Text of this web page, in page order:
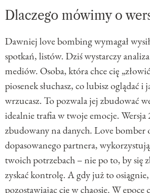
Dlaczego mówimy o
Dawniej love bombing wymagał
spotkań, listów. Dziś wystarczy
mediów. Osoba, która chce cię
piosenek słuchasz, co lubisz oglądać i
wrzucasz. To pozwala jej zbudować
idealnie trafia w twoje emocje. Wersja
zbudowany na danych. Love bomber
dopasowanego partnera,
twoich potrzebach – nie po to, by się
zyskać kontrolę. A gdy już to
pozostawiając cię w chaosie. W epoce